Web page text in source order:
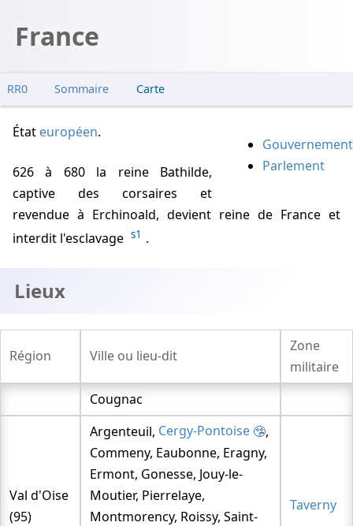
France
RR0 Sommaire
Lieux
Anciens témoignages
Pair-non-Pair
Vague de 1942
Vague de 1947
La vague de 1954
La vague de 1959
La vague de 1964
La vague de 1967
Vague de 1973
Carte
Gouvernement
Parlement
État européen.
626 à 680la reine Bathilde,
captive des corsaires et
revendue à Erchinoald, devient reine de France et
interdit l'esclavage s1 .
Lieux
Région Ville ou lieu-dit
Zone
militaire
Cougnac
Val d'Oise
(95)
Argenteuil, Cergy-Pontoise
,
Commeny, Eaubonne, Eragny,
Ermont, Gonesse, Jouy-le-
Moutier, Pierrelaye,
Montmorency, Roissy, Saint-
Taverny